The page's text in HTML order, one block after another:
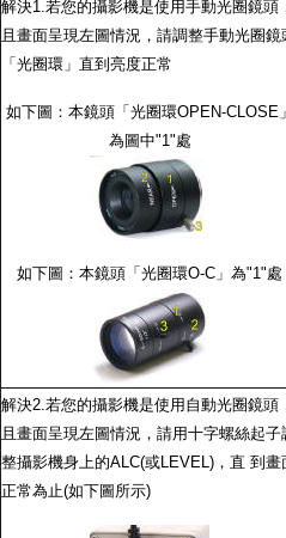
解決1.若您的攝影機是使用手動光圈鏡頭
且畫面呈現左圖情況，請調整手動光圈鏡
「光圈環」直到亮度正常
如下圖：本鏡頭「光圈環OPEN-CLOSE
為圖中"1"處
如下圖：本鏡頭「光圈環O-C」為"1"處
解決2.若您的攝影機是使用 自動光圈鏡頭
且畫面呈現左圖情況，請用十字螺絲起子
整攝影機身上的ALC(或LEVEL)，直 到畫
正常為止(如下圖所示)